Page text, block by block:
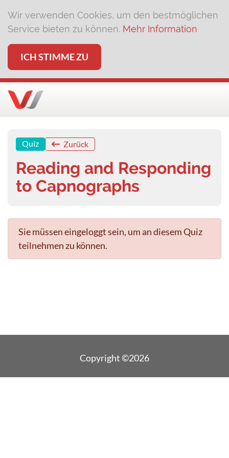
Wir verwenden Cookies, um den bestmöglichen
Service bieten zu können. Mehr Information
ICH STIMME ZU
Quiz Zurück
Reading and Responding
to Capnographs
Sie müssen eingeloggt sein, um an diesem Quiz
teilnehmen zu können.
Copyright ©2026